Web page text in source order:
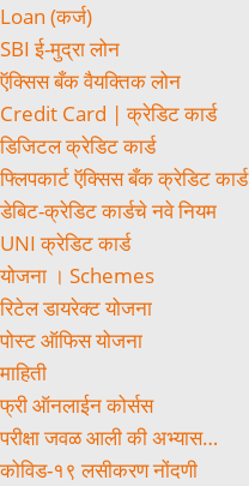
Loan (कर्ज)
SBI ई-मुद्रा लोन
ऍक्सिस बँक वैयक्तिक लोन
Credit Card | क्रेडिट कार्ड
डिजिटल क्रेडिट कार्ड
फ्लिपकार्ट ऍक्सिस बँक क्रेडिट कार्ड
डेबिट-क्रेडिट कार्डचे नवे नियम
UNI क्रेडिट कार्ड
योजना । Schemes
रिटेल डायरेक्ट योजना
पोस्ट ऑफिस योजना
माहिती
फ्री ऑनलाईन कोर्सस
परीक्षा जवळ आली की अभ्यास…
कोविड-१९ लसीकरण नोंदणी